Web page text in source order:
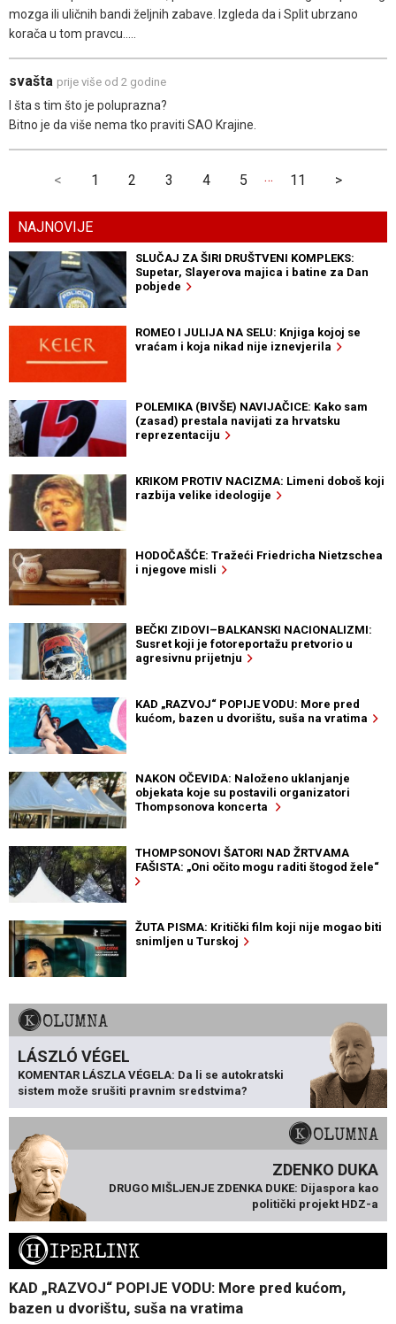
mozga ili uličnih bandi željnih zabave. Izgleda da i Split ubrzano
korača u tom pravcu.....
svašta prije više od 2 godine
I šta s tim što je poluprazna?
Bitno je da više nema tko praviti SAO Krajine.
< 1 2 3 4 5 … 11 >
NAJNOVIJE
SLUČAJ ZA ŠIRI DRUŠTVENI KOMPLEKS:
Supetar, Slayerova majica i batine za Dan
pobjede
ROMEO I JULIJA NA SELU: Knjiga kojoj se
vraćam i koja nikad nije iznevjerila
POLEMIKA (BIVŠE) NAVIJAČICE: Kako sam
(zasad) prestala navijati za hrvatsku
reprezentaciju
KRIKOM PROTIV NACIZMA: Limeni doboš koji
razbija velike ideologije
HODOČAŠĆE: Tražeći Friedricha Nietzschea
i njegove misli
BEČKI ZIDOVI–BALKANSKI NACIONALIZMI:
Susret koji je fotoreportažu pretvorio u
agresivnu prijetnju
KAD „RAZVOJ“ POPIJE VODU: More pred
kućom, bazen u dvorištu, suša na vratima
NAKON OČEVIDA: Naloženo uklanjanje
objekata koje su postavili organizatori
Thompsonova koncerta
THOMPSONOVI ŠATORI NAD ŽRTVAMA
FAŠISTA: „Oni očito mogu raditi štogod žele“
ŽUTA PISMA: Kritički film koji nije mogao biti
snimljen u Turskoj
KOLUMNA
LÁSZLÓ VÉGEL
KOMENTAR LÁSZLA VÉGELA: Da li se autokratski
sistem može srušiti pravnim sredstvima?
KOLUMNA
ZDENKO DUKA
DRUGO MIŠLJENJE ZDENKA DUKE: Dijaspora kao
politički projekt HDZ-a
HIPERLINK
KAD „RAZVOJ“ POPIJE VODU: More pred kućom,
bazen u dvorištu, suša na vratima